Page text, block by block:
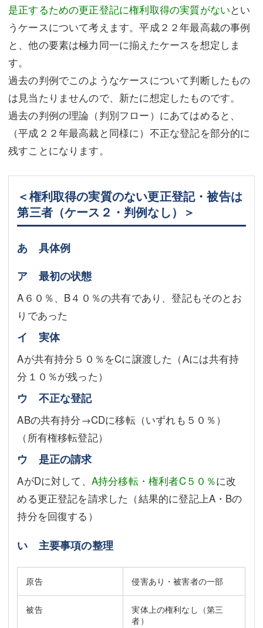
是正するための更正登記に権利取得の実質がないとい
うケースについて考えます。平成２２年最高裁の事例
と、他の要素は極力同一に揃えたケースを想定しま
す。
過去の判例でこのようなケースについて判断したもの
は見当たりませんので、新たに想定したものです。
過去の判例の理論（判別フロー）にあてはめると、
（平成２２年最高裁と同様に）不正な登記を部分的に
残すことになります。
＜権利取得の実質のない更正登記・被告は
第三者（ケース２・判例なし）＞
あ 具体例
ア 最初の状態
A６０％、B４０％の共有であり、登記もそのとお
りであった
イ 実体
Aが共有持分５０％をCに譲渡した（Aには共有持
分１０％が残った）
ウ 不正な登記
ABの共有持分→CDに移転（いずれも５０％）
（所有権移転登記）
ウ 是正の請求
AがDに対して、 A持分移転・権利者C５０％に改
める更正登記を請求した（結果的に登記上A・Bの
持分を回復する）
い 主要事項の整理
原告 侵害あり・被害者の一部
被告
実体上の権利なし（第三
者）